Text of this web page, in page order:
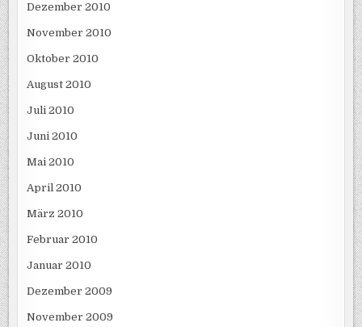
Dezember 2010
November 2010
Oktober 2010
August 2010
Juli 2010
Juni 2010
Mai 2010
April 2010
März 2010
Februar 2010
Januar 2010
Dezember 2009
November 2009